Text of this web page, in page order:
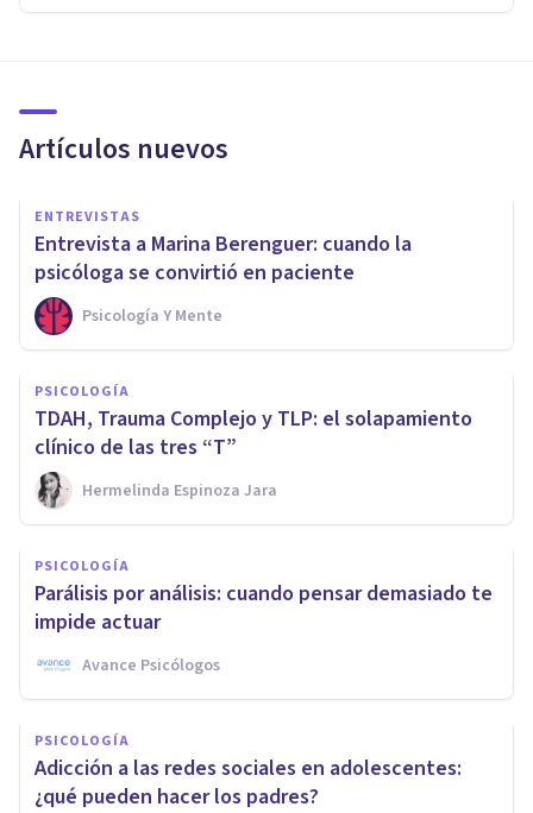
Artículos nuevos
ENTREVISTAS
Entrevista a Marina Berenguer: cuando la
psicóloga se convirtió en paciente
Psicología Y Mente
PSICOLOGÍA
TDAH, Trauma Complejo y TLP: el solapamiento
clínico de las tres “T”
Hermelinda Espinoza Jara
PSICOLOGÍA
Parálisis por análisis: cuando pensar demasiado te
impide actuar
Avance Psicólogos
PSICOLOGÍA
Adicción a las redes sociales en adolescentes:
¿qué pueden hacer los padres?